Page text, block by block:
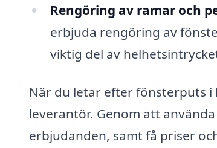
Rengöring av ramar och
erbjuda rengöring av
viktig del av
När du letar efter fönsterputs i
leverantör. Genom att
erbjudanden, samt få priser